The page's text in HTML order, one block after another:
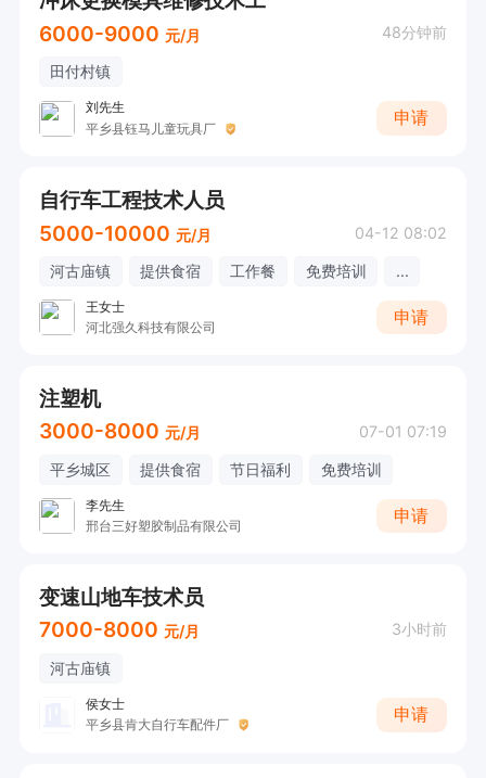
6000-9000 元/月 48分钟前
田付村镇
刘先生
平乡县钰马儿童玩具厂
申请
自行车工程技术人员
5000-10000 元/月 04-12 08:02
河古庙镇 提供食宿 工作餐 免费培训 ...
王女士
河北强久科技有限公司
申请
注塑机
3000-8000 元/月 07-01 07:19
平乡城区 提供食宿 节日福利 免费培训
李先生
邢台三好塑胶制品有限公司
申请
变速山地车技术员
7000-8000 元/月 3小时前
河古庙镇
侯女士
平乡县肯大自行车配件厂
申请